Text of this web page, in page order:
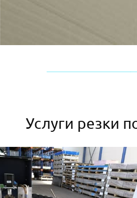
Услуги резки